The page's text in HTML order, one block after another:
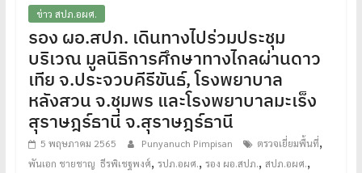
ข่าว สปภ.อผศ.
รอง ผอ.สปภ. เดินทางไปร่วมประชุม
บริเวณ มูลนิธิการศึกษาทางไกลผ่านดาว
เทีย จ.ประจวบคีรีขันธ์, โรงพยาบาล
หลังสวน จ.ชุมพร และโรงพยาบาลมะเร็ง
สุราษฎร์ธานี จ.สุราษฎร์ธานี
5 พฤษภาคม 2565 Punyanuch Pimpisan ตรวจเยี่ยมพื้นที่,
พันเอก ชายชาญ ธีรพิเชฐพงศ์, รปภ.อผศ., รอง ผอ.สปภ., สปภ.อผศ.,